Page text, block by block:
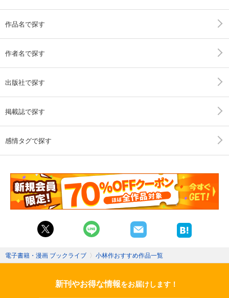
作品名で探す
作者名で探す
出版社で探す
掲載誌で探す
感情タグで探す
電子書籍・漫画 ブックライブ 〉 小林作おすすめ作品一覧
新刊やお得な情報をお届けします！